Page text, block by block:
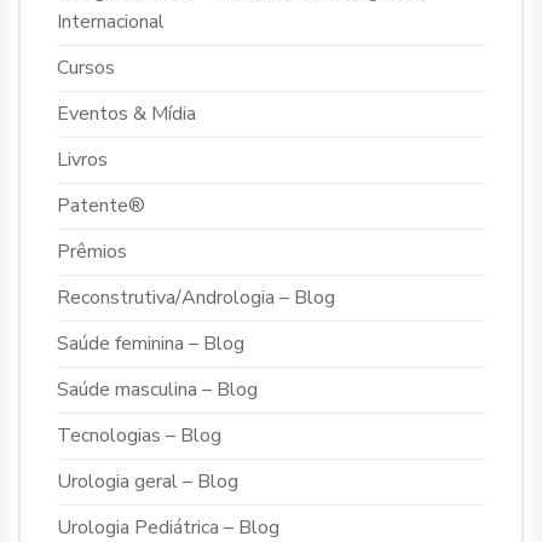
Internacional
Cursos
Eventos & Mídia
Livros
Patente®
Prêmios
Reconstrutiva/Andrologia – Blog
Saúde feminina – Blog
Saúde masculina – Blog
Tecnologias – Blog
Urologia geral – Blog
Urologia Pediátrica – Blog